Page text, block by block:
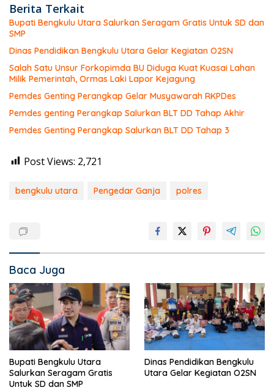
Berita Terkait
Bupati Bengkulu Utara Salurkan Seragam Gratis Untuk SD dan
SMP
Dinas Pendidikan Bengkulu Utara Gelar Kegiatan O2SN
Salah Satu Unsur Forkopimda BU Diduga Kuat Kuasai Lahan
Milik Pemerintah, Ormas Laki Lapor Kejagung
Pemdes Genting Perangkap Gelar Musyawarah RKPDes
Pemdes genting Perangkap Salurkan BLT DD Tahap Akhir
Pemdes Genting Perangkap Salurkan BLT DD Tahap 3
Post Views: 2,721
bengkulu utara Pengedar Ganja polres
Baca Juga
Bupati Bengkulu Utara
Salurkan Seragam Gratis
Untuk SD dan SMP
Dinas Pendidikan Bengkulu
Utara Gelar Kegiatan O2SN